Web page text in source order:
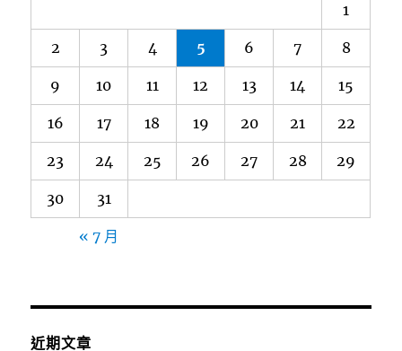
1
2 3 4 5 6 7 8
9 10 11 12 13 14 15
16 17 18 19 20 21 22
23 24 25 26 27 28 29
30 31
« 7 月
近期文章